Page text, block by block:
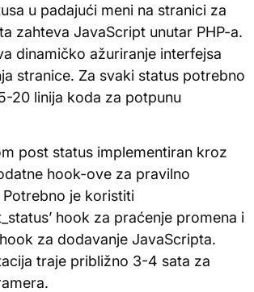
u padajući meni na stranici za
zahteva JavaScript unutar PHP-a.
dinamičko ažuriranje interfejsa
stranice. Za svaki status potrebno
20 linija koda za potpunu
post status implementiran kroz
hook-ove za pravilno
je koristiti
hook za praćenje promena i
hook za dodavanje JavaScripta.
traje približno 3-4 sata za